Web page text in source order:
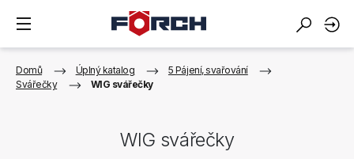
Domů Úplný katalog
5 Pájení, svařování
Svářečky
WIG svářečky
WIG svářečky